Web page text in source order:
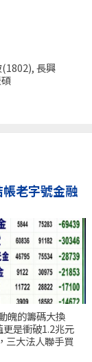
長興
老字號金融
魄的籌碼大換
是衝破1.2兆元
三大法人聯手買